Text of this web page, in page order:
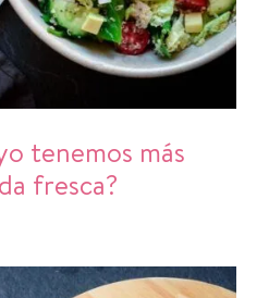
tenemos más
fresca?